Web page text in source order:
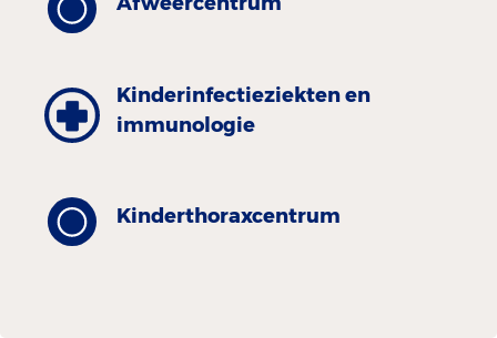
Kinderinfectieziekten en
immunologie
Kinder­thorax­centrum